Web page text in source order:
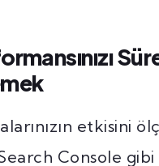
etkisini
Console